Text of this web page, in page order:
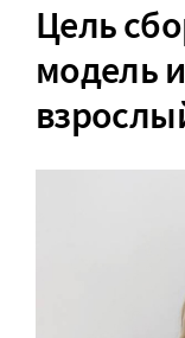
Цель
модель